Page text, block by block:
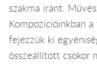
szakma iránt.
Kompozícióinkban
fejezzük ki
összeállított csokor